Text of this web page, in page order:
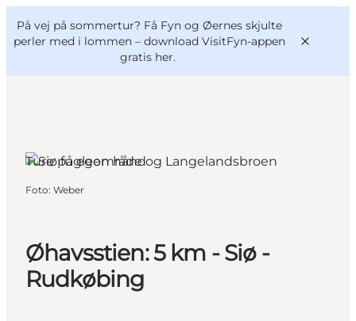
På vej på sommertur? Få Fyn og Øernes skjulte
perler med i lommen – download VisitFyn-appen
gratis her.
Oplevelser
Outdoor
Overnatning
Book lokale oplevelser
VisitFyn
Deutsch
Øhavsstien: 5 km - Siø -
Rudkøbing
Ture på egen hånd
Foto: Weber